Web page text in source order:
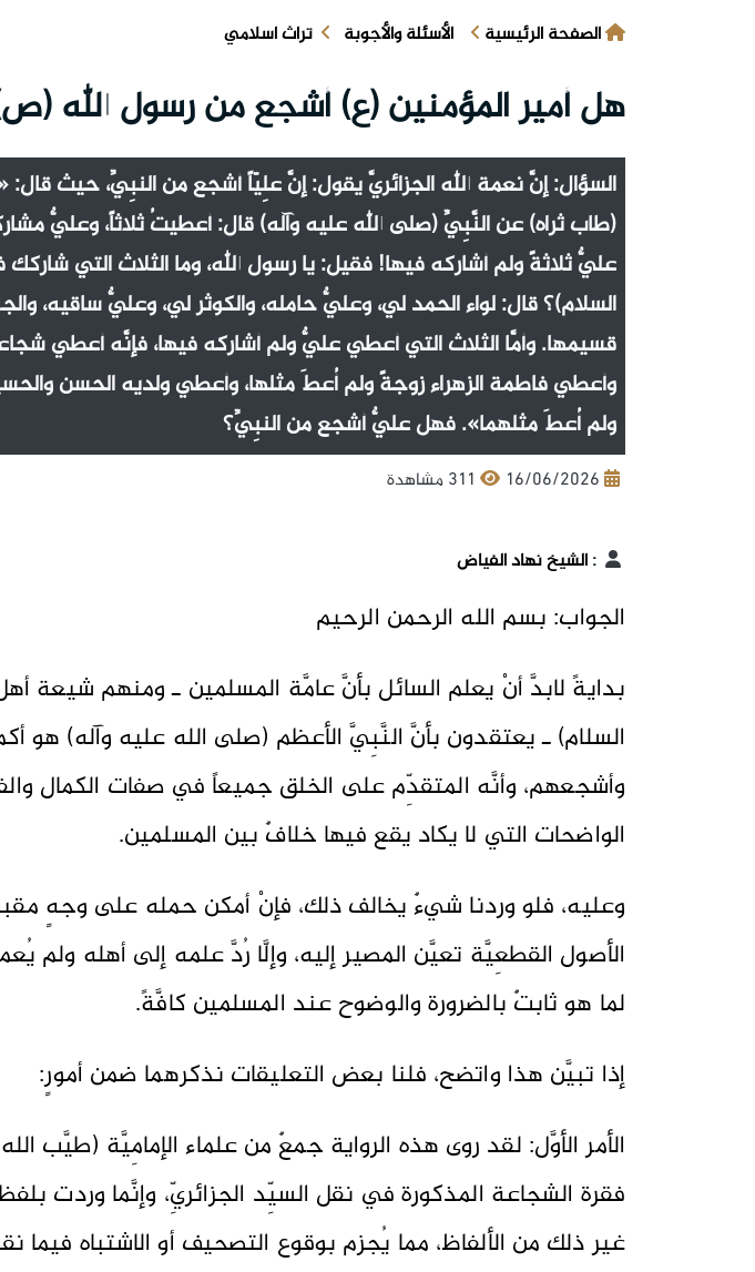
الصفحة الرئيسية الأسئلة والأجوبة تراث اسلامي
هل أمير المؤمنين (ع) أشجع من رسول الله
السؤال: إنَّ نعمة الله الجزائريَّ يقول: إنَّ علِيّاً أشجع من النبِيِّ، حيث
(طاب ثراه) عن النَّبِيِّ (صلى الله عليه وآله) قال: أعطيتُ ثلاثاً، وعليٌّ
عليٌّ ثلاثةً ولم أشاركه فيها! فقيل: يا رسول الله، وما الثلاث التي
السلام)؟ قال: لواء الحمد لي، وعليٌّ حامله، والكوثر لي، وعليٌّ ساقيه،
قسيمها. وأمَّا الثلاث التي أعطي عليٌّ ولم أشاركه فيها، فإنَّه أعطي
وأعطي فاطمة الزهراء زوجةً ولم أُعطَ مثلها، وأعطي ولديه الحسن
ولم أُعطَ مثلهما». فهل عليٌّ أشجع من النبِيِّ؟
16/06/2026 311 مشاهدة
:الشيخ نهاد الفياض
الجواب: بسم الله الرحمن الرحيم
بدايةً لابدَّ أنْ يعلم السائل بأنَّ عامَّة المسلمين ـ ومنهم شيعة
السلام) ـ يعتقدون بأنَّ النَّبِيَّ الأعظم (صلى الله عليه وآله) هو
وأشجعهم، وأنَّه المتقدِّم على الخلق جميعاً في صفات الكمال
الواضحات التي لا يكاد يقع فيها خلافٌ بين المسلمين.
وعليه، فلو وردنا شيءٌ يخالف ذلك، فإنْ أمكن حمله على وجهٍ
الأصول القطعِيَّة تعيَّن المصير إليه، وإلَّا رُدَّ علمه إلى أهله ولم
لما هو ثابتٌ بالضرورة والوضوح عند المسلمين كافَّةً.
إذا تبيَّن هذا واتضح، فلنا بعض التعليقات نذكرهما ضمن أمورٍ:
الأمر الأوَّل: لقد روى هذه الرواية جمعٌ من علماء الإمامِيَّة (طيَّب
فقرة الشجاعة المذكورة في نقل السيِّد الجزائريِّ، وإنَّما وردت
غير ذلك من الألفاظ، مما يُجزم بوقوع التصحيف أو الاشتباه فيما